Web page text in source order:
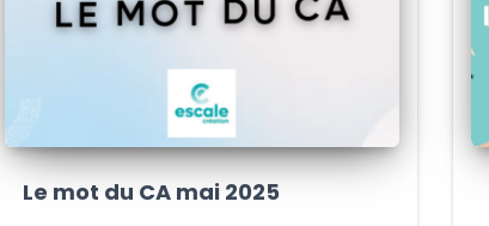
Le mot du CA mai 2025